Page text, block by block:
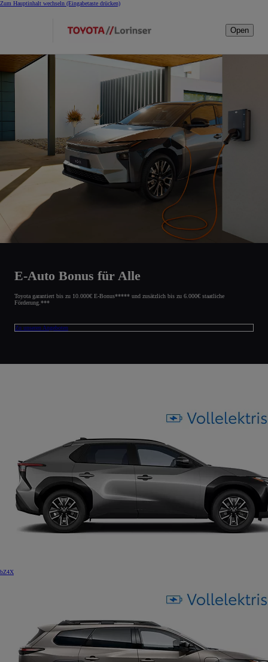
Zum Hauptinhalt wechseln (Eingabetaste drücken)
Open
E-Auto Bonus für Alle
Toyota garantiert bis zu 10.000€ E-Bonus***** und zusätzlich bis zu 6.000€ staatliche
Förderung.***
Zu unseren Angeboten
bZ4X